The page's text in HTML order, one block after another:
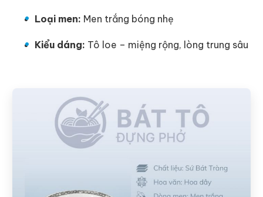
Loại men: Men trắng bóng nhẹ
Kiểu dáng: Tô loe – miệng rộng, lòng trung sâu